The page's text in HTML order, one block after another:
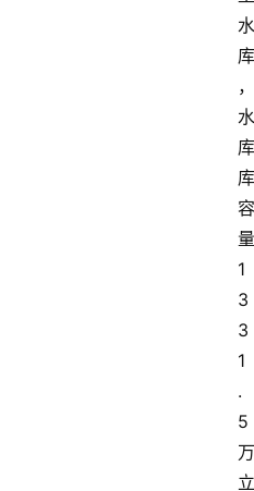
水
库
，
水
库
库
容
量
1
3
3
1
.
5
万
立